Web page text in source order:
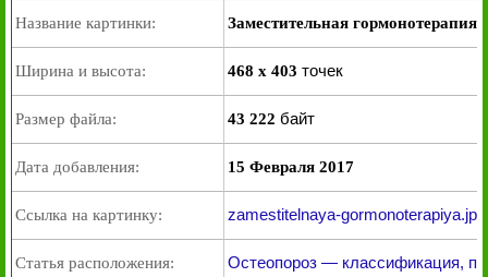
Название картинки: Заместительная гормонотерапия
Ширина и высота: 468 x 403 точек
Размер файла: 43 222 байт
Дата добавления: 15 Февраля 2017
Ссылка на картинку: zamestitelnaya-gormonoterapiya.jpg
Статья расположения: Остеопороз — классификация,